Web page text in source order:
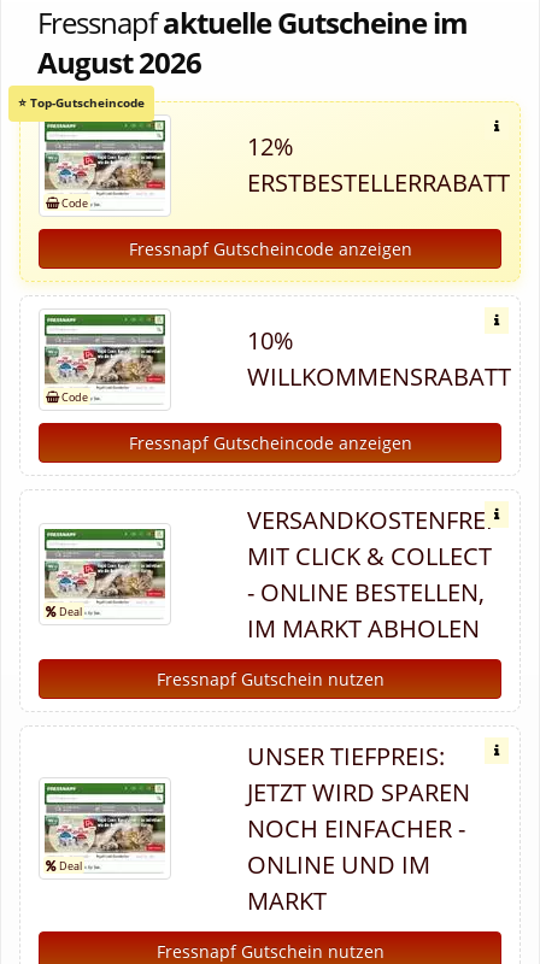
Fressnapfaktuelle Gutscheine im
August 2026
12%
ERSTBESTELLERRABATT
Fressnapf Gutscheincode anzeigen
10%
WILLKOMMENSRABATT
Fressnapf Gutscheincode anzeigen
VERSANDKOSTENFREI
MIT CLICK & COLLECT
- ONLINE BESTELLEN,
IM MARKT ABHOLEN
Fressnapf Gutschein nutzen
UNSER TIEFPREIS:
JETZT WIRD SPAREN
NOCH EINFACHER -
ONLINE UND IM
MARKT
Fressnapf Gutschein nutzen